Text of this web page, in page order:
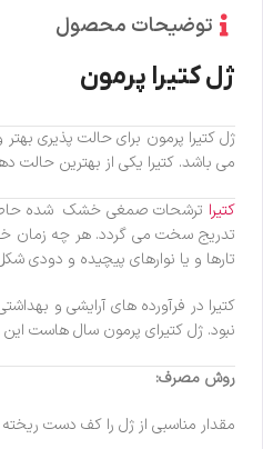
توضیحات محصول
ژل کتیرا پرمون
ژل کتیرا پرمون برای حالت پذیری
می باشد. کتیرا یکی از بهترین حالت
کتیرا
تدریج سخت می گردد. هر چه زمان
تارها و یا نوارهای پیچیده و
کتیرا در فرآورده های آرایشی و
نبود. ژل کتیرای پرمون سال هاست این
روش مصرف:
مقدار مناسبی از ژل را کف دست